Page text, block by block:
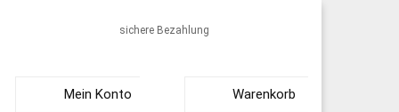
sichere Bezahlung
Mein Konto Warenkorb